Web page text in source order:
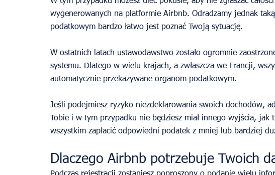
wygenerowanych na platformie Airbnb. Odradzamy jednak
podatkowym bardzo łatwo jest poznać Twoją sytuację.
W ostatnich latach ustawodawstwo zostało ogromnie
systemu. Dlatego w wielu krajach, a zwłaszcza we Francji,
automatycznie przekazywane organom podatkowym.
Jeśli podejmiesz ryzyko niezdeklarowania swoich dochodów,
Tobie i w tym przypadku nie będziesz miał innego wyjścia, jak
wszystkim zapłacić odpowiedni podatek z mniej lub bardziej
Dlaczego Airbnb potrzebuje Twoich